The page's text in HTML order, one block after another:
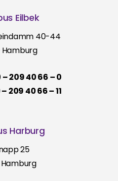
Eilbek
40-44
Hamburg
– 209 40 66 – 0
209 40 66 – 11
Harburg
25
Hamburg